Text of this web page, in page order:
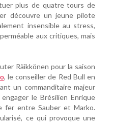
plus de quatre tours de
découvre un jeune pilote
insensible au stress,
aux critiques, mais
Räikkönen pour la saison
, le conseiller de Red Bull en
un commanditaire majeur
le Brésilien Enrique
fer entre Sauber et Marko.
ce qui provoque une